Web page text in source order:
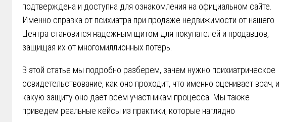
подтверждена и доступна для ознакомления на официальном сайте.
Именно справка от психиатра при продаже недвижимости от нашего
Центра становится надежным щитом для покупателей и продавцов,
защищая их от многомиллионных потерь.
В этой статье мы подробно разберем, зачем нужно психиатрическое
освидетельствование, как оно проходит, что именно оценивает врач, и
какую защиту оно дает всем участникам процесса. Мы также
приведем реальные кейсы из практики, которые наглядно